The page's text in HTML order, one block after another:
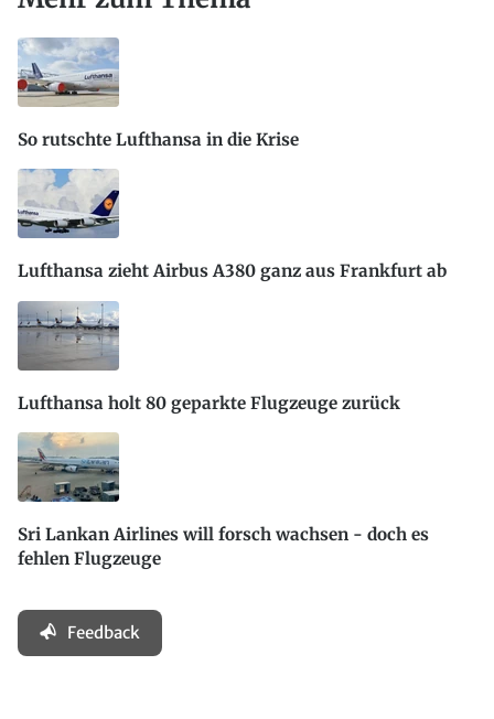
So rutschte Lufthansa in die Krise
Lufthansa zieht Airbus A380 ganz aus Frankfurt ab
Lufthansa holt 80 geparkte Flugzeuge zurück
Sri Lankan Airlines will forsch wachsen - doch es
fehlen Flugzeuge
Feedback